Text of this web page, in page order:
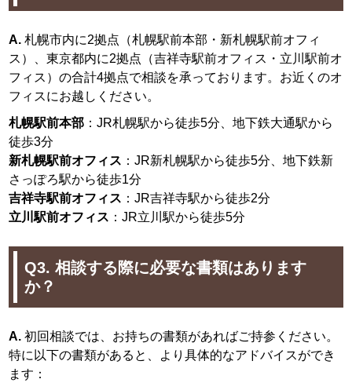
A. 札幌市内に2拠点（札幌駅前本部・新札幌駅前オフィ
ス）、東京都内に2拠点（吉祥寺駅前オフィス・立川駅前オ
フィス）の合計4拠点で相談を承っております。お近くのオ
フィスにお越しください。
札幌駅前本部 ：JR札幌駅から徒歩5分、地下鉄大通駅から
徒歩3分
新札幌駅前オフィス ：JR新札幌駅から徒歩5分、地下鉄新
さっぽろ駅から徒歩1分
吉祥寺駅前オフィス ：JR吉祥寺駅から徒歩2分
立川駅前オフィス ：JR立川駅から徒歩5分
Q3. 相談する際に必要な書類はあります
か？
A. 初回相談では、お持ちの書類があればご持参ください。
特に以下の書類があると、より具体的なアドバイスができ
ます：